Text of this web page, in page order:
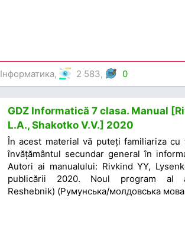
Інформатика, 2 583, 0
GDZ Informatică 7 clasa. Manual
L.A., Shakotko V.V.] 2020
În acest material vă puteți familiariza
învățământul secundar general în
Autori ai manualului: Rivkind YY,
publicării 2020. Noul program
Reshebnik) (Румунська/молдовська